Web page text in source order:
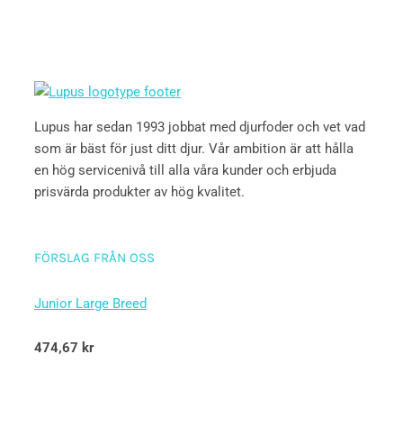
Lupus har sedan 1993 jobbat med djurfoder och vet vad
som är bäst för just ditt djur. Vår ambition är att hålla
en hög servicenivå till alla våra kunder och erbjuda
prisvärda produkter av hög kvalitet.
FÖRSLAG FRÅN OSS
Junior Large Breed
Betygsatt
5.00
474,67 kr